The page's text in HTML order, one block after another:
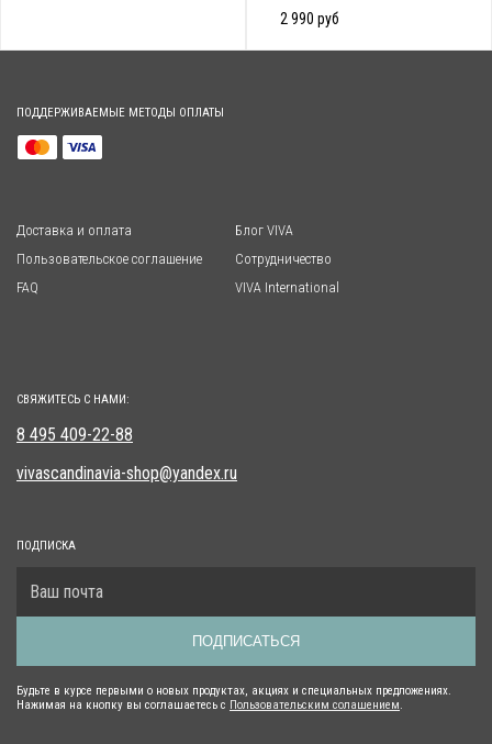
2 990 руб
ПОДДЕРЖИВАЕМЫЕ МЕТОДЫ ОПЛАТЫ
Доставка и оплата
Пользовательское соглашение
FAQ
Блог VIVA
Сотрудничество
VIVA International
СВЯЖИТЕСЬ С НАМИ:
8 495 409-22-88
vivascandinavia-shop@yandex.ru
ПОДПИСКА
ПОДПИСАТЬСЯ
Будьте в курсе первыми о новых продуктах, акциях и специальных предложениях.
Нажимая на кнопку вы соглашаетесь с Пользовательским солашением.